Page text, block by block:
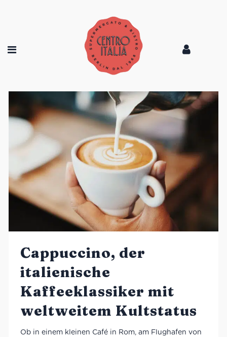
Cappuccino, der
italienische
Kaffeeklassiker mit
weltweitem Kultstatus
Ob in einem kleinen Café in Rom, am Flughafen von